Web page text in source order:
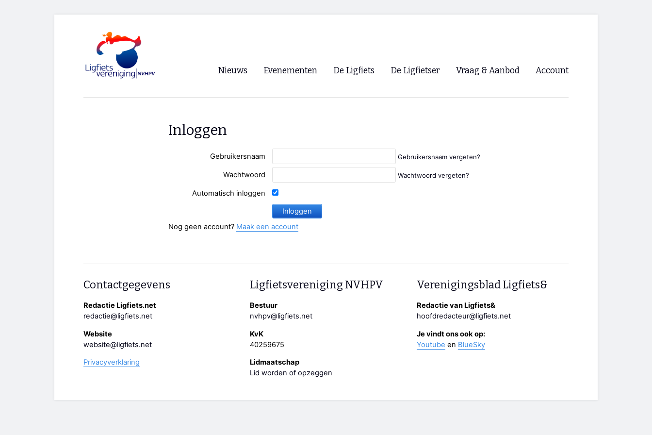
Nieuws Evenementen
Paastreffen
Oliebollentocht
De Ligfiets De Ligfietser
Lokale Fietsverenigingen
Vraag & Aanbod Account
Inloggen
Gebruikersnaam Gebruikersnaam vergeten?
Wachtwoord Wachtwoord vergeten?
Automatisch inloggen
Nog geen account? Maak een account
Contactgegevens
Redactie Ligfiets.net
redactie@ligfiets.net
Website
website@ligfiets.net
Privacyverklaring
Ligfietsvereniging NVHPV
Bestuur
nvhpv@ligfiets.net
KvK
40259675
Lidmaatschap
Lid worden of opzeggen
Verenigingsblad Ligfiets&
Redactie van Ligfiets&
hoofdredacteur@ligfiets.net
Je vindt ons ook op:
Youtube en BlueSky